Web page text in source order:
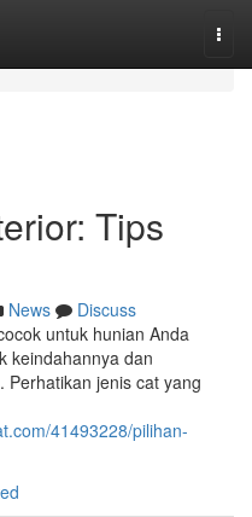
Tips
News
Discuss
untuk hunian Anda
keindahannya dan
jenis cat yang
41493228/pilihan-